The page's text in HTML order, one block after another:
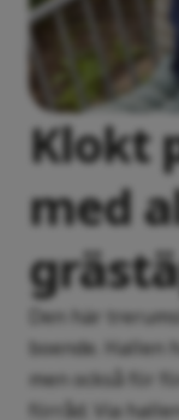
Klokt
med
Den här
boende. Hallen
men också för
förråd. Via